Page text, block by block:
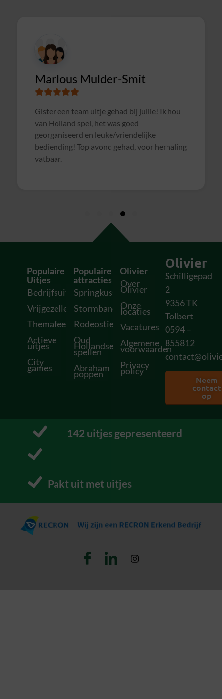
CIMSOLUTIONS
met een gezellige pubquiz. Een dikke 10 :).
Populaire
Uitjes
Bedrijfsuitjes
Vrijgezellenfeesten
Themafeesten
Actieve
uitjes
City
games
Populaire
attracties
Springkussens
Stormbanen
Rodeostieren
Oud
Hollandse
spellen
Abraham
poppen
Olivier
Over
Olivier
Onze
locaties
Vacatures
Algemene
voorwaarden
Privacy
policy
Olivier
Schilligepad
2
9356 TK
Tolbert
0594 –
855812
Neem
contact
op
163 uitjes gepresenteerd
Pakt uit met uitjes